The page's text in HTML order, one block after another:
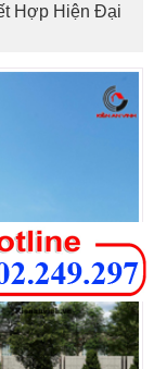
Hợp Hiện Đại